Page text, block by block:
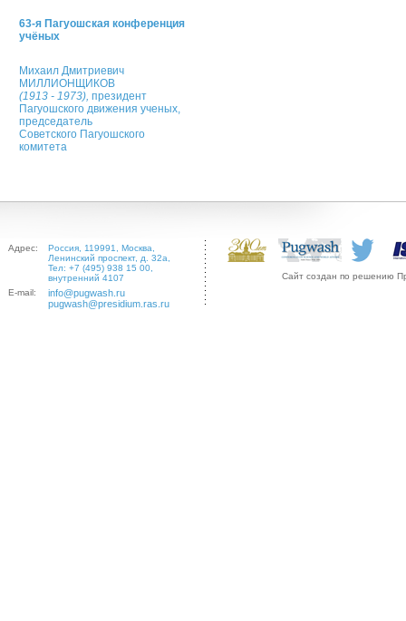
63-я Пагуошская конференция
учёных
Михаил Дмитриевич
МИЛЛИОНЩИКОВ
(1913 - 1973), президент
Пагуошского движения ученых,
председатель
Советского Пагуошского
комитета
Адрес:
Россия, 119991, Москва,
Ленинский проспект, д. 32а,
Тел: +7 (495) 938 15 00,
внутренний 4107
E-mail:
info@pugwash.ru
pugwash@presidium.ras.ru
Сайт создан по решению